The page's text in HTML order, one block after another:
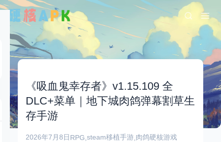
《吸血鬼幸存者》v1.15.109 全
DLC+菜单｜地下城肉鸽弹幕割草生
存手游
2026年7月8日 RPG steam移植手游 肉鸽硬核游戏